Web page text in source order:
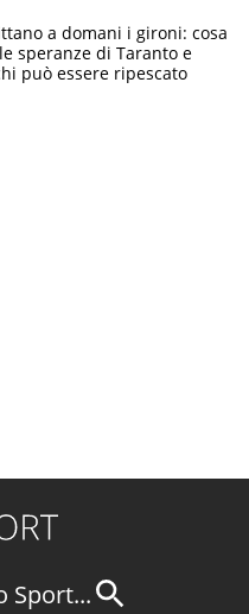
a domani i gironi: cosa
speranze di Taranto e
può essere ripescato
Sport...